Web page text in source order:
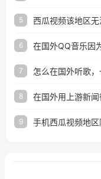
5 西瓜视频该地区无
6
7 怎么在国外听歌
8
9